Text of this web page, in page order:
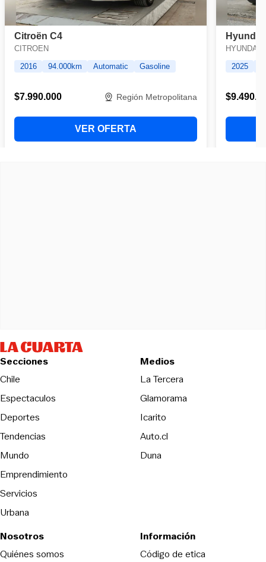
Secciones
Chile
Espectaculos
Deportes
Tendencias
Mundo
Emprendimiento
Servicios
Urbana
Medios
La TerceraOpens in new
Glamorama
Icarito
Auto.cl
DunaOpens in new window
Nosotros
Quiénes somos
Información
Código de eticaOpens in new